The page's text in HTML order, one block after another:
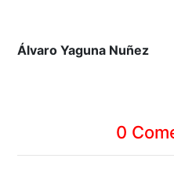
Álvaro Yaguna Nuñez
0